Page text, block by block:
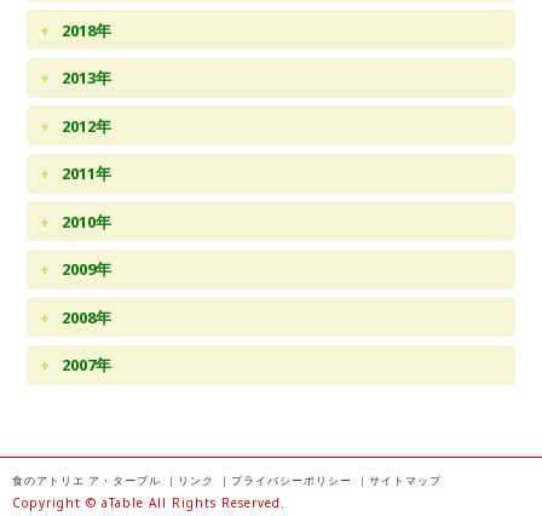
2018年
2013年
2012年
2011年
2010年
2009年
2008年
2007年
食のアトリエ ア・ターブル ｜ リンク ｜ プライバシーポリシー ｜ サイトマップ
Copyright © aTable All Rights Reserved.